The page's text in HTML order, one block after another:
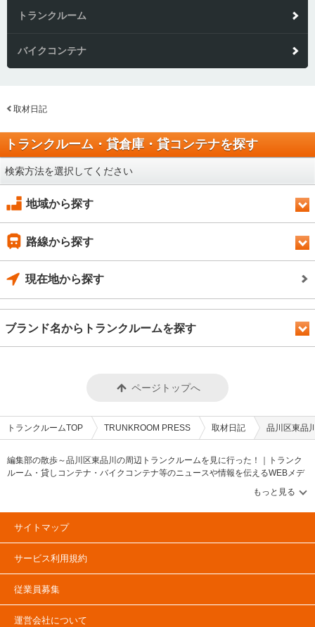
トランクルーム
バイクコンテナ
取材日記
トランクルーム・貸倉庫・貸コンテナを探す
検索方法を選択してください
地域から探す
路線から探す
現在地から探す
ブランド名からトランクルームを探す
ページトップへ
トランクルームTOP TRUNKROOM PRESS 取材日記 品川区東品
編集部の散歩～品川区東品川の周辺トランクルームを見に行った！｜トランク
ルーム・貸しコンテナ・バイクコンテナ等のニュースや情報を伝えるWEBメデ
ィア【トランクルームプレス/TRUNKROOM PRESS】トランクルーム・貸しコ
ンテナ・バイクコンテナ等のニュースや情報を伝えるメディアです。トランク
ルーム市場や貸しコンテナに関する「PRESS特集」&「協会ニュース」、トラ
ンクルームや貸しコンテナの物件レポートや企業情報に関する「企業・物件レ
ルーム・貸しコンテナ市場の情報に関する「トランクルームマーケット」コン
テンツも確認可能です。トランクルームや貸しコンテナ、バイクコンテナのユ
ーザーインタビューを掲載する「ユーザーインタビュー」とトランクルームや
サイトマップ
サービス利用規約
従業員募集
運営会社について